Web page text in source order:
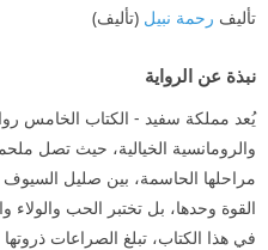
تأليف رحمة نبيل (تأليف)
نبذة عن الرواية
يُعد مملكة سفيد - الكتاب الخامس
والرومانسية الخيالية، حيث تصل
مراحلها الحاسمة، بين صليل السيوف
القوة وحدها، بل تختبر الحب
في هذا الكتاب، تبلغ الصراعات